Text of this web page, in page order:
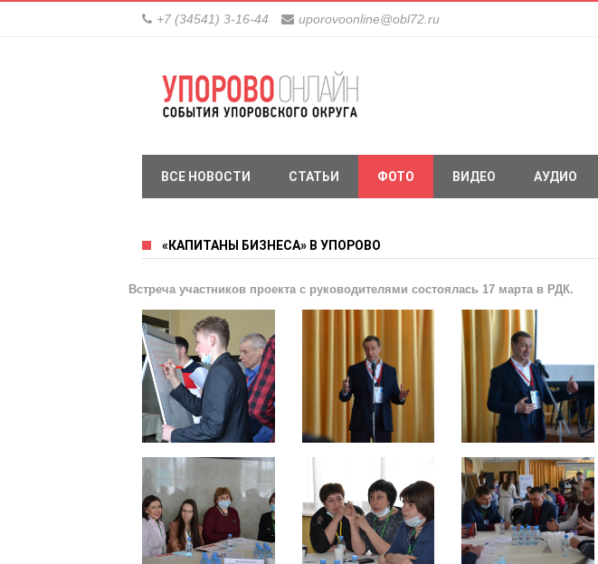
+7 (34541) 3-16-44 uporovoonline@obl72.ru
ВСЕ НОВОСТИ СТАТЬИ ФОТО ВИДЕО АУДИО
«КАПИТАНЫ БИЗНЕСА» В УПОРОВО
Встреча участников проекта с руководителями состоялась 17 марта в РДК.